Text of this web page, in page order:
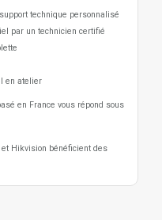
technique personnalisé
par un technicien certifié
en atelier
en France vous répond sous
Hikvision bénéficient des